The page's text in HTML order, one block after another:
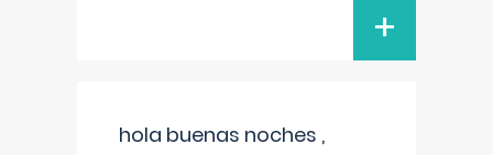
+
hola buenas noches ,